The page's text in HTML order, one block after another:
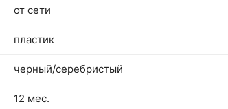
от сети
пластик
черный/серебристый
12 мес.